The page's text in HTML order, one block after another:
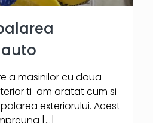
a masinilor cu doua
ti-am aratat cum si
exteriorului. Acest
[…]